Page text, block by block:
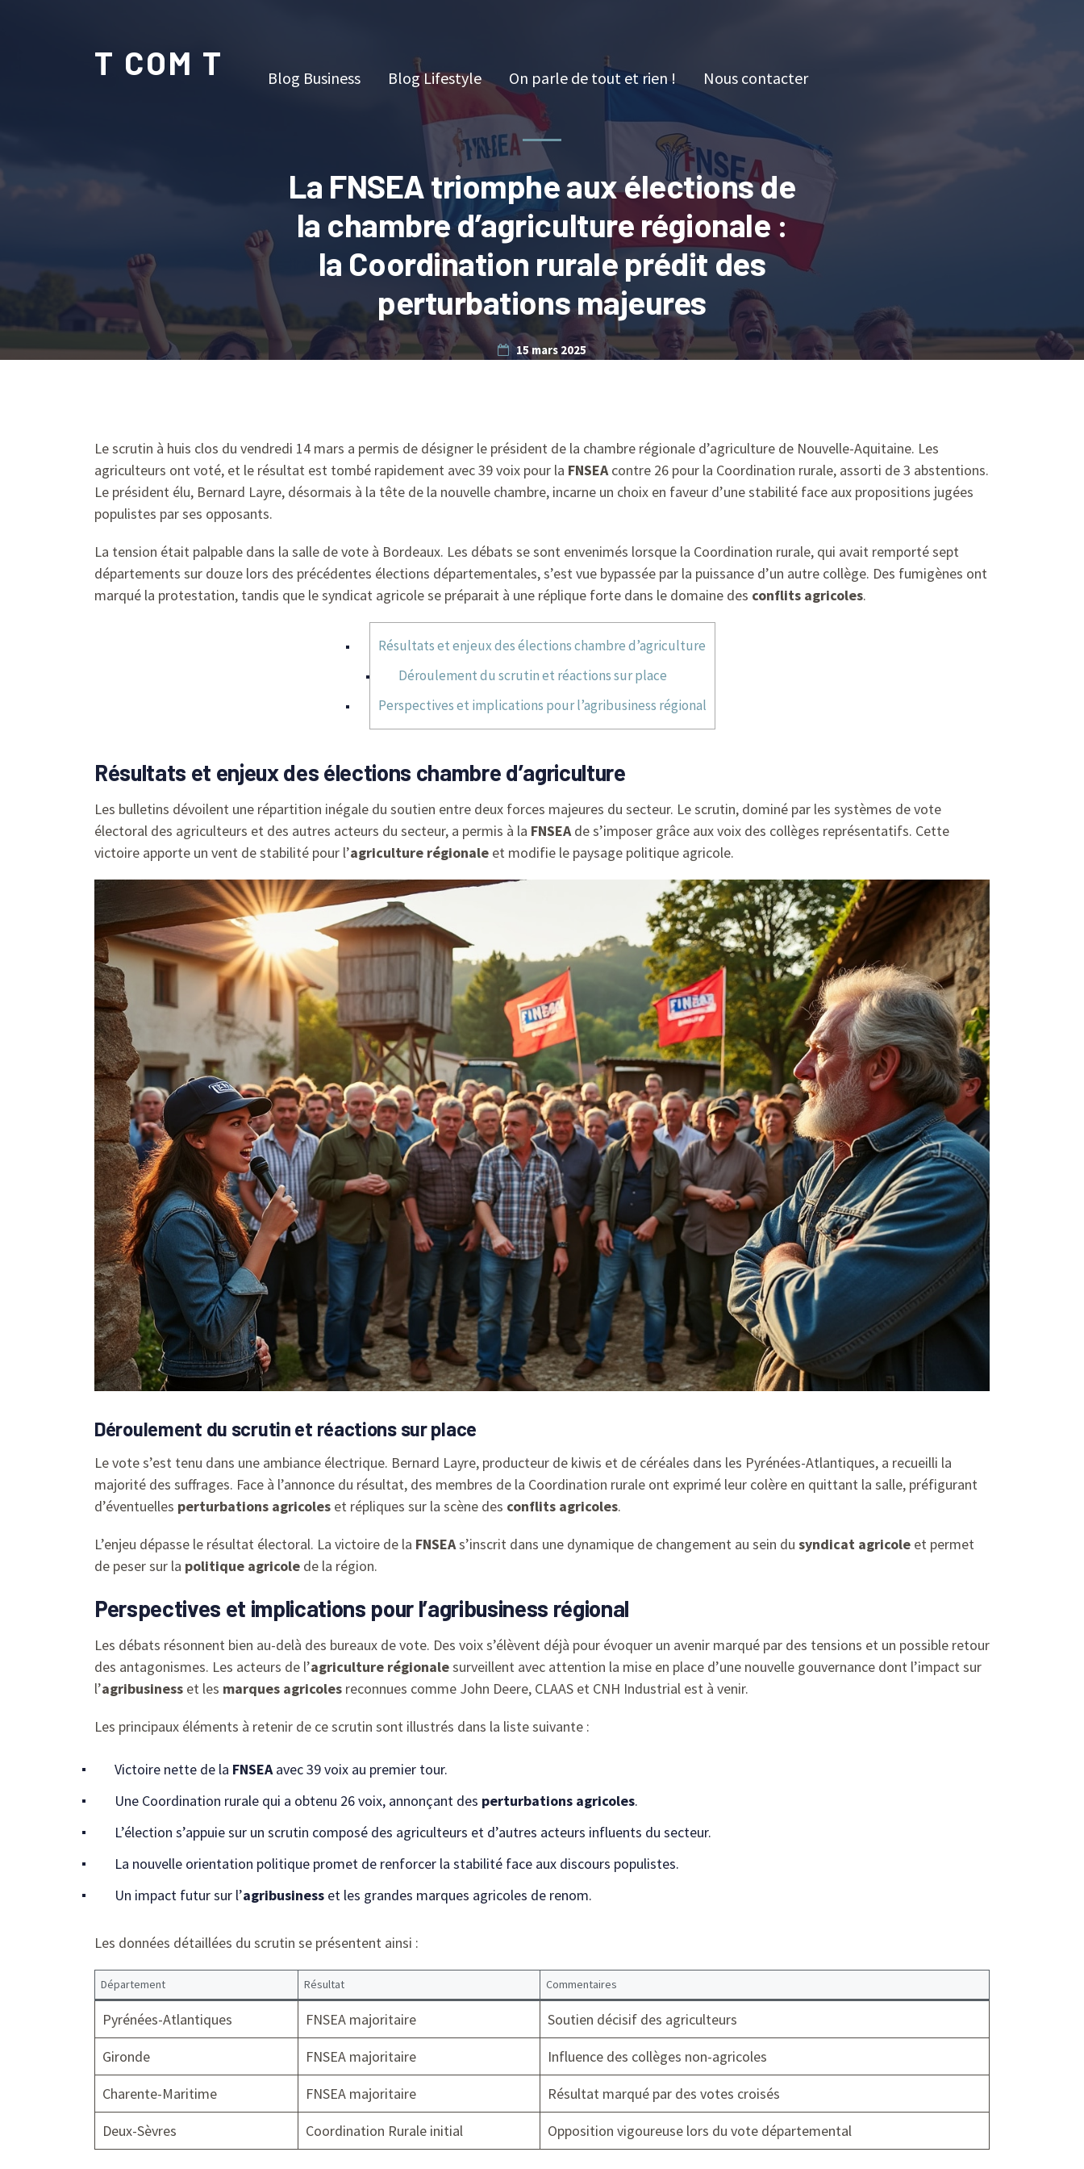
T COM T Blog Business Blog Lifestyle On parle de tout et rien ! Nous contacter
La FNSEA triomphe aux élections de
la chambre d’agriculture régionale :
la Coordination rurale prédit des
perturbations majeures
15 mars 2025
Le scrutin à huis clos du vendredi 14 mars a permis de désigner le président de la chambre régionale d’agriculture de Nouvelle-Aquitaine. Les
agriculteurs ont voté, et le résultat est tombé rapidement avec 39 voix pour la FNSEAcontre 26 pour la Coordination rurale, assorti de 3 abstentions.
Le président élu, Bernard Layre, désormais à la tête de la nouvelle chambre, incarne un choix en faveur d’une stabilité face aux propositions jugées
populistes par ses opposants.
La tension était palpable dans la salle de vote à Bordeaux. Les débats se sont envenimés lorsque la Coordination rurale, qui avait remporté sept
départements sur douze lors des précédentes élections départementales, s’est vue bypassée par la puissance d’un autre collège. Des fumigènes ont
marqué la protestation, tandis que le syndicat agricole se préparait à une réplique forte dans le domaine des conflits agricoles.
Résultats et enjeux des élections chambre d’agriculture
Déroulement du scrutin et réactions sur place
Perspectives et implications pour l’agribusiness régional
Résultats et enjeux des élections chambre d’agriculture
Les bulletins dévoilent une répartition inégale du soutien entre deux forces majeures du secteur. Le scrutin, dominé par les systèmes de vote
électoral des agriculteurs et des autres acteurs du secteur, a permis à la FNSEAde s’imposer grâce aux voix des collèges représentatifs. Cette
victoire apporte un vent de stabilité pour l’agriculture régionale et modifie le paysage politique agricole.
Déroulement du scrutin et réactions sur place
Le vote s’est tenu dans une ambiance électrique. Bernard Layre, producteur de kiwis et de céréales dans les Pyrénées-Atlantiques, a recueilli la
majorité des suffrages. Face à l’annonce du résultat, des membres de la Coordination rurale ont exprimé leur colère en quittant la salle, préfigurant
d’éventuelles perturbations agricoles et répliques sur la scène des conflits agricoles.
L’enjeu dépasse le résultat électoral. La victoire de la FNSEAs’inscrit dans une dynamique de changement au sein du syndicat agricole et permet
de peser sur la politique agricole de la région.
Perspectives et implications pour l’agribusiness régional
Les débats résonnent bien au-delà des bureaux de vote. Des voix s’élèvent déjà pour évoquer un avenir marqué par des tensions et un possible retour
des antagonismes. Les acteurs de l’agriculture régionalesurveillent avec attention la mise en place d’une nouvelle gouvernance dont l’impact sur
l’agribusiness et les marques agricoles reconnues comme John Deere, CLAAS et CNH Industrial est à venir.
Les principaux éléments à retenir de ce scrutin sont illustrés dans la liste suivante :
Victoire nette de la FNSEAavec 39 voix au premier tour.
Une Coordination rurale qui a obtenu 26 voix, annonçant des perturbations agricoles.
L’élection s’appuie sur un scrutin composé des agriculteurs et d’autres acteurs influents du secteur.
La nouvelle orientation politique promet de renforcer la stabilité face aux discours populistes.
Un impact futur sur l’agribusiness et les grandes marques agricoles de renom.
Les données détaillées du scrutin se présentent ainsi :
Département Résultat Commentaires
Pyrénées-Atlantiques FNSEA majoritaire
Soutien décisif des agriculteurs
Gironde
FNSEA majoritaire
Influence des collèges non-agricoles
Charente-Maritime
FNSEA majoritaire
Résultat marqué par des votes croisés
Deux-Sèvres
Coordination Rurale initial Opposition vigoureuse lors du vote départemental